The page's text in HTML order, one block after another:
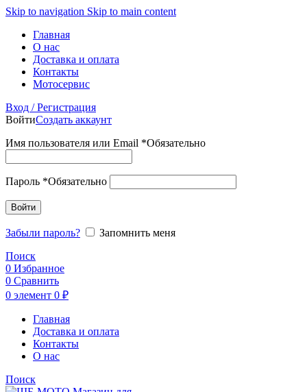
Skip to navigation Skip to main content
Главная
О нас
Доставка и оплата
Контакты
Мотосервис
Вход / Регистрация
ВойтиСоздать аккаунт
Имя пользователя или Email *Обязательно
Пароль *Обязательно
Войти
Забыли пароль?
Запомнить меня
Поиск
0 Избранное
0 Сравнить
0 элемент 0 ₽
Главная
Доставка и оплата
Контакты
О нас
Поиск